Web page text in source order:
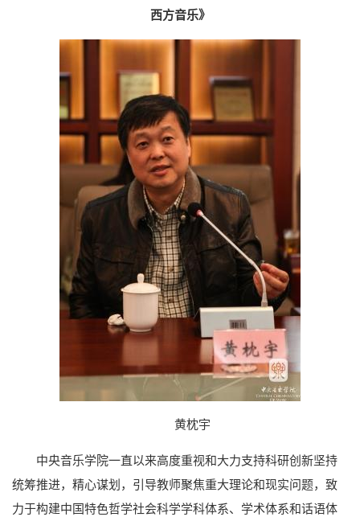
西方音乐》
黄枕宇
中央音乐学院一直以来高度重视和大力支持科研创新坚持
统筹推进，精心谋划，引导教师聚焦重大理论和现实问题，致
力于构建中国特色哲学社会科学学科体系、学术体系和话语体